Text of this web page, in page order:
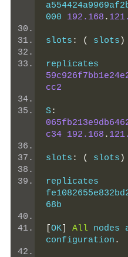
000 192.168 .
slots : ( slots )
cc2
S:
c34 192.168 .
slots : ( slots )
replicates
68b
OK All nodes
configuration .